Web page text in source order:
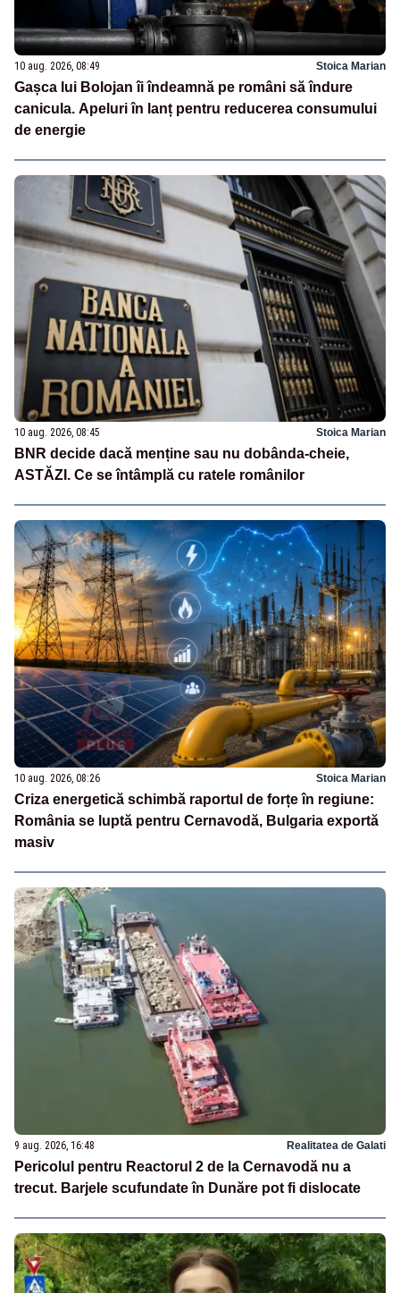
10 aug. 2026, 08:49 Stoica Marian
Gașca lui Bolojan îi îndeamnă pe români să îndure
canicula. Apeluri în lanț pentru reducerea consumului
de energie
10 aug. 2026, 08:45 Stoica Marian
BNR decide dacă menține sau nu dobânda-cheie,
ASTĂZI. Ce se întâmplă cu ratele românilor
10 aug. 2026, 08:26 Stoica Marian
Criza energetică schimbă raportul de forțe în regiune:
România se luptă pentru Cernavodă, Bulgaria exportă
masiv
9 aug. 2026, 16:48 Realitatea de Galati
Pericolul pentru Reactorul 2 de la Cernavodă nu a
trecut. Barjele scufundate în Dunăre pot fi dislocate